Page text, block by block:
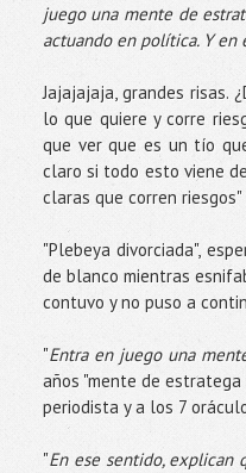
juego una mente de
actuando en política. Y en
Jajajajaja, grandes risas.
lo que quiere y corre
que ver que es un tío
claro si todo esto viene
claras que corren
"Plebeya divorciada",
de blanco mientras
contuvo y no puso a
"Entra en juego una
años "mente de
periodista y a los 7
"En ese sentido, explican